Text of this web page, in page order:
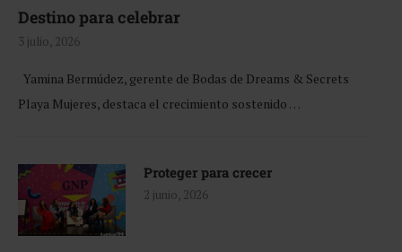
Destino para celebrar
3 julio, 2026
Yamina Bermúdez, gerente de Bodas de Dreams & Secrets
Playa Mujeres, destaca el crecimiento sostenido …
Proteger para crecer
2 junio, 2026